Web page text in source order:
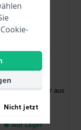
CW15002
21 mm
Damenuhr aus
99,95 €
● Auf Lager
Nicht jetzt